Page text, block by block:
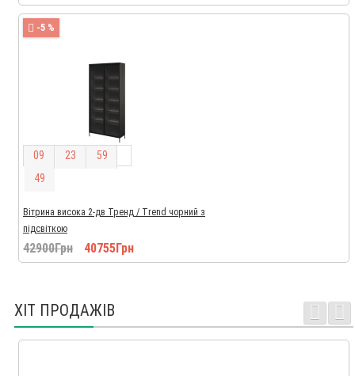
-5 %
09 23 59
48
Вітрина висока 2-дв Тренд / Trend чорний з
підсвіткою
42900Грн 40755Грн
ХІТ ПРОДАЖІВ